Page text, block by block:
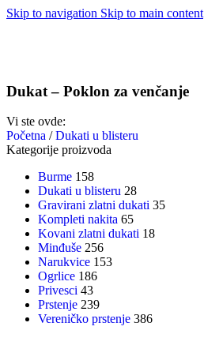
Skip to navigation Skip to main content
Dukat – Poklon za venčanje
Vi ste ovde:
Početna / Dukati u blisteru
Kategorije proizvoda
Burme 158
Dukati u blisteru 28
Gravirani zlatni dukati 35
Kompleti nakita 65
Kovani zlatni dukati 18
Minđuše 256
Narukvice 153
Ogrlice 186
Privesci 43
Prstenje 239
Vereničko prstenje 386